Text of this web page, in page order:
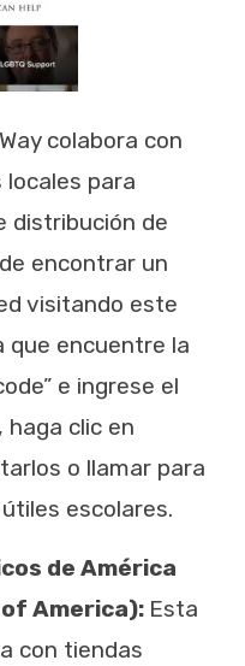
colabora con
locales para
distribución de
encontrar un
visitando este
que encuentre la
e ingrese el
haga clic en
o llamar para
escolares.
de América
of America): Esta
con tiendas